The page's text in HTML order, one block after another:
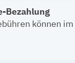
Bezahlung
können